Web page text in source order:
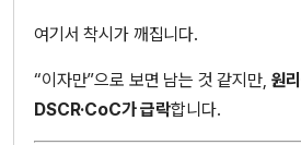
여기서 착시가 깨집니다.
“이자만”으로 보면 남는 것 같지만, 원
DSCR·CoC가 급락합니다.